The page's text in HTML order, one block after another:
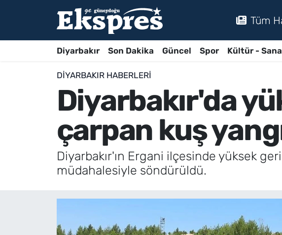
Tüm
Diyarbakır Son Dakika Güncel Spor Kültür -
DIYARBAKIR HABERLERI
Diyarbakır'da
çarpan kuş
Diyarbakır'ın Ergani ilçesinde yüksek
müdahalesiyle söndürüldü.